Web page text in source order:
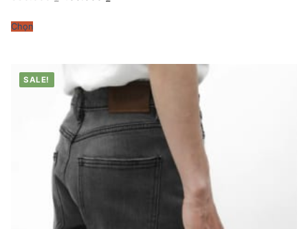
Chọn
SALE!